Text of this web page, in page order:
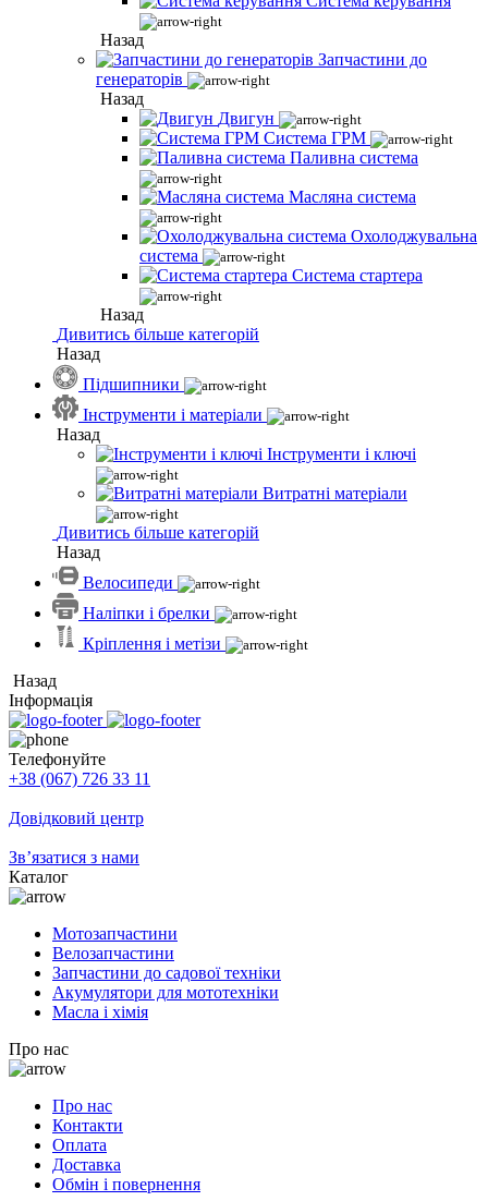
Назад
Запчастини до
генераторів
Назад
Двигун
Система ГРМ
Паливна система
Масляна система
Охолоджувальна
система
Система стартера
Назад
Дивитись більше категорій
Назад
Підшипники
Інструменти і матеріали
Назад
Інструменти і ключі
Витратні матеріали
Дивитись більше категорій
Назад
Велосипеди
Наліпки і брелки
Кріплення і метізи
Назад
Інформація
Телефонуйте
+38 (067) 726 33 11
Довідковий центр
Зв’язатися з нами
Каталог
Мотозапчастини
Велозапчастини
Запчастини до садової техніки
Акумулятори для мототехніки
Масла і хімія
Про нас
Про нас
Контакти
Оплата
Доставка
Обмін і повернення